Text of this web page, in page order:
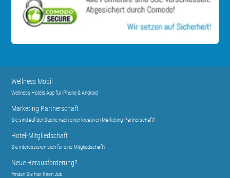
Wellness Mobil
Wellness Hotels App für iPhone & Android
Marketing Partnerschaft
Sie sind auf der Suche nach einer kreativen Marketing-Partnerschaft?
Hotel-Mitgliedschaft
Sie interessieren sich für eine Mitgliedschaft?
Neue Herausforderung?
Finden Sie hier Ihren Job